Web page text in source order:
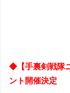
◆【手裏剣戦隊
ント開催決定